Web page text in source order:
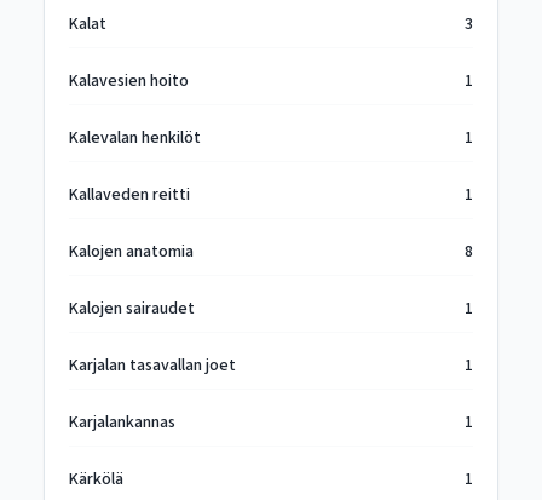
Kalat 3
Kalavesien hoito 1
Kalevalan henkilöt 1
Kallaveden reitti 1
Kalojen anatomia 8
Kalojen sairaudet 1
Karjalan tasavallan joet 1
Karjalankannas 1
Kärkölä 1